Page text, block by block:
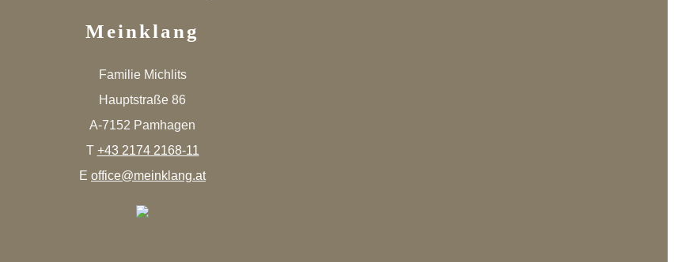
Meinklang
Familie Michlits
Hauptstraße 86
A-7152 Pamhagen
T +43 2174 2168-11
E office@meinklang.at